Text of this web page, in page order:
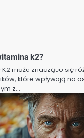
k2?
może znacząco się
które wpływają na
z…